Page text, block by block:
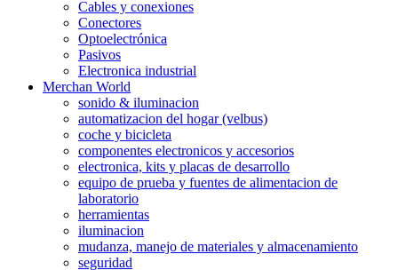
Cables y conexiones
Conectores
Optoelectrónica
Pasivos
Electronica industrial
Merchan World
sonido & iluminacion
automatizacion del hogar (velbus)
coche y bicicleta
componentes electronicos y accesorios
electronica, kits y placas de desarrollo
equipo de prueba y fuentes de alimentacion de
laboratorio
herramientas
iluminacion
mudanza, manejo de materiales y almacenamiento
seguridad